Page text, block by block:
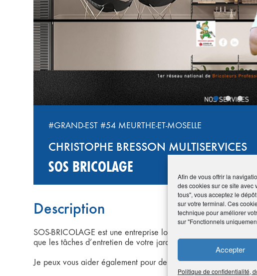
Afin de vous offrir la
des cookies sur ce site avec
tous", vous acceptez le
sur votre terminal. Ces
technique pour améliorer
sur "Fonctionnels
Accepter
Politique de confidentialité,
#GRAND-EST #54 MEURTHE-ET-MOSELLE
CHRISTOPHE BRESSON MULTISERVICES
SOS BRICOLAGE
Description
SOS-BRICOLAGE est une entreprise locale à même de vous
que les tâches d’entretien de votre jardin.
Je peux vous aider également pour de la manutention, de